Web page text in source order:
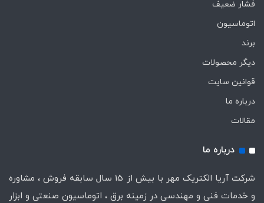
فشار ضعیف
اتوماسیون
برند
دیگر محصولات
قوانین سایت
درباره ما
مقالات
درباره ما
شرکت آریا الکتریک مهر با بیش از 15 سال سابقه فروش ، مشاوره
و خدمات فنی و مهندسی در زمینه برق ، اتوماسیون صنعتی و ابزار